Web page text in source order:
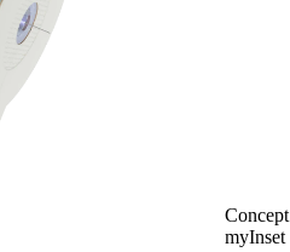
myInset